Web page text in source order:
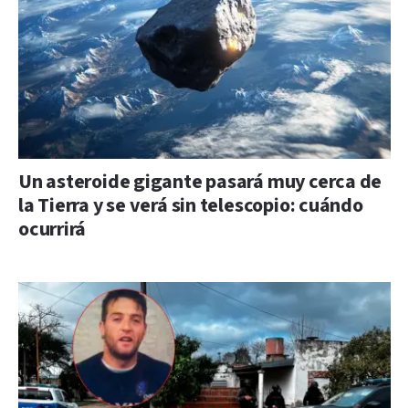
Un asteroide gigante pasará muy cerca de
la Tierra y se verá sin telescopio: cuándo
ocurrirá